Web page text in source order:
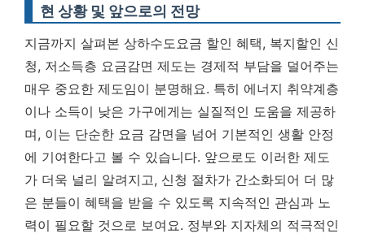
현 상황 및 앞으로의 전망
지금까지 살펴본 상하수도요금 할인 혜택, 복지할인 신
청, 저소득층 요금감면 제도는 경제적 부담을 덜어주는
매우 중요한 제도임이 분명해요. 특히 에너지 취약계층
이나 소득이 낮은 가구에게는 실질적인 도움을 제공하
며, 이는 단순한 요금 감면을 넘어 기본적인 생활 안정
에 기여한다고 볼 수 있습니다. 앞으로도 이러한 제도
가 더욱 널리 알려지고, 신청 절차가 간소화되어 더 많
은 분들이 혜택을 받을 수 있도록 지속적인 관심과 노
력이 필요할 것으로 보여요. 정부와 지자체의 적극적인